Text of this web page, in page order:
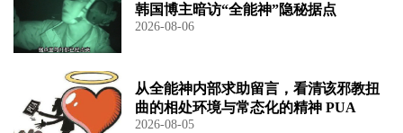
韩国博主暗访“全能神”隐秘据点
2026-08-06
从全能神内部求助留言，看清该邪教扭
曲的相处环境与常态化的精神 PUA
2026-08-05